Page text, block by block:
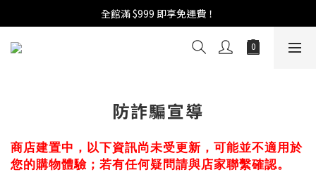
週年慶活開跑：全館88折 | 買1送1 | 滿額贈！
全館滿 $999 即享免運費！
週年慶活開跑：全館88折 | 買1送1 | 滿額贈！
防詐騙宣導
商店建置中，以下資訊尚未受更新，可能並不適用於
您的購物體驗；若有任何疑問請與店家聯繫確認。